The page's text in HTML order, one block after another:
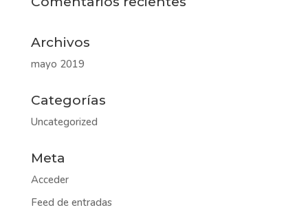
Archivos
mayo 2019
Categorías
Uncategorized
Meta
Acceder
Feed de entradas